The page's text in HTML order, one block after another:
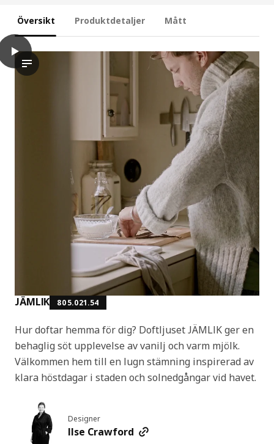
Översikt Produktdetaljer Mått
JÄMLIK 805.021.54
Hur doftar hemma för dig? Doftljuset JÄMLIK ger en
behaglig söt upplevelse av vanilj och varm mjölk.
Välkommen hem till en lugn stämning inspirerad av
klara höstdagar i staden och solnedgångar vid havet.
Designer
Ilse Crawford
play
I den här videon visas en person som försiktigt häller smält
JÄMLIK Doftljus i glas, Vanilj/ljusbeige, 50 tim.